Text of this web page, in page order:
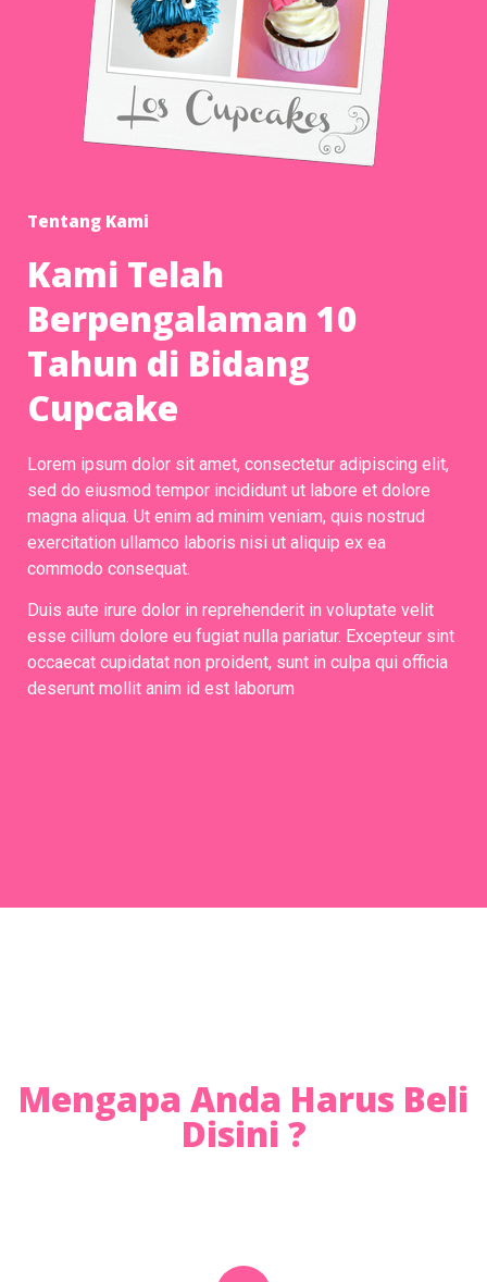
Tentang Kami
Kami Telah
Berpengalaman 10
Tahun di Bidang
Cupcake
Lorem ipsum dolor sit amet, consectetur adipiscing elit,
sed do eiusmod tempor incididunt ut labore et dolore
magna aliqua. Ut enim ad minim veniam, quis nostrud
exercitation ullamco laboris nisi ut aliquip ex ea
commodo consequat.
Duis aute irure dolor in reprehenderit in voluptate velit
esse cillum dolore eu fugiat nulla pariatur. Excepteur sint
occaecat cupidatat non proident, sunt in culpa qui officia
deserunt mollit anim id est laborum
Mengapa Anda Harus Beli
Disini ?